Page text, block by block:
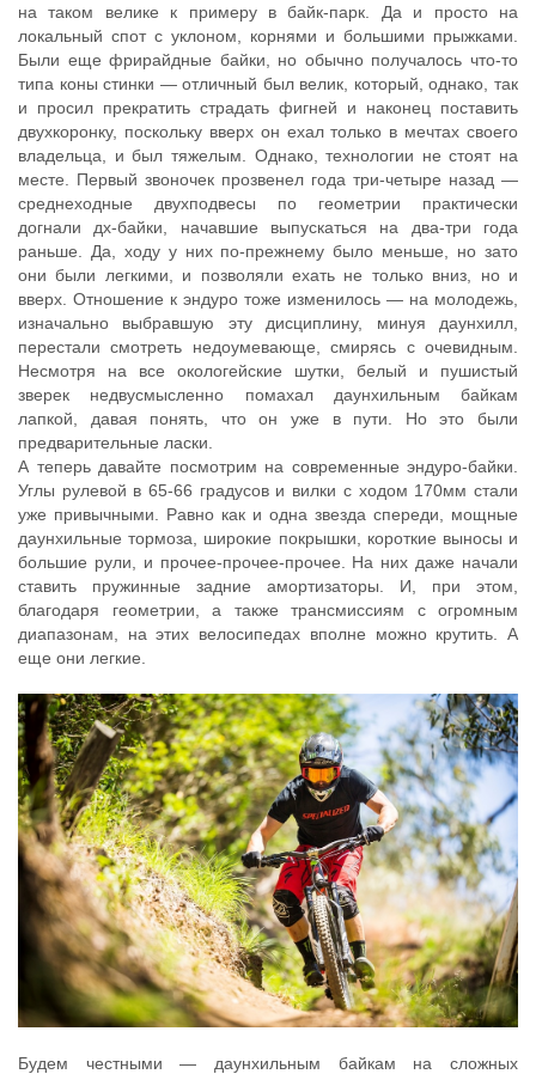
на таком велике к примеру в байк-парк. Да и просто на
локальный спот с уклоном, корнями и большими прыжками.
Были еще фрирайдные байки, но обычно получалось что-то
типа коны стинки — отличный был велик, который, однако, так
и просил прекратить страдать фигней и наконец поставить
двухкоронку, поскольку вверх он ехал только в мечтах своего
владельца, и был тяжелым. Однако, технологии не стоят на
месте. Первый звоночек прозвенел года три-четыре назад —
среднеходные двухподвесы по геометрии практически
догнали дх-байки, начавшие выпускаться на два-три года
раньше. Да, ходу у них по-прежнему было меньше, но зато
они были легкими, и позволяли ехать не только вниз, но и
вверх. Отношение к эндуро тоже изменилось — на молодежь,
изначально выбравшую эту дисциплину, минуя даунхилл,
перестали смотреть недоумевающе, смирясь с очевидным.
Несмотря на все окологейские шутки, белый и пушистый
зверек недвусмысленно помахал даунхильным байкам
лапкой, давая понять, что он уже в пути. Но это были
предварительные ласки.
А теперь давайте посмотрим на современные эндуро-байки.
Углы рулевой в 65-66 градусов и вилки с ходом 170мм стали
уже привычными. Равно как и одна звезда спереди, мощные
даунхильные тормоза, широкие покрышки, короткие выносы и
большие рули, и прочее-прочее-прочее. На них даже начали
ставить пружинные задние амортизаторы. И, при этом,
благодаря геометрии, а также трансмиссиям с огромным
диапазонам, на этих велосипедах вполне можно крутить. А
еще они легкие.
Будем честными — даунхильным байкам на сложных